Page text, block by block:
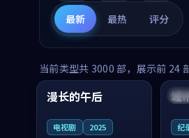
最新 最热 评分
当前类型共 3000 部，展示前 24
中国 高分
99:16
漫长的午后
电视剧 2025
美国
城
纪